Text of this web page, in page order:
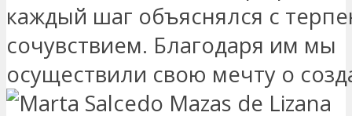
каждый шаг объяснялся с
сочувствием. Благодаря им мы
осуществили свою мечту о